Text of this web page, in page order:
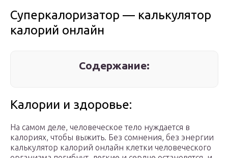
Суперкалоризатор — калькулятор
калорий онлайн
Содержание:
Калории и здоровье:
На самом деле, человеческое тело нуждается в
калориях, чтобы выжить. Без сомнения, без энергии
калькулятор калорий онлайн клетки человеческого